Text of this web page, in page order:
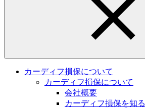
カーディフ損保について
カーディフ損保について
会社概要
カーディフ損保を知る